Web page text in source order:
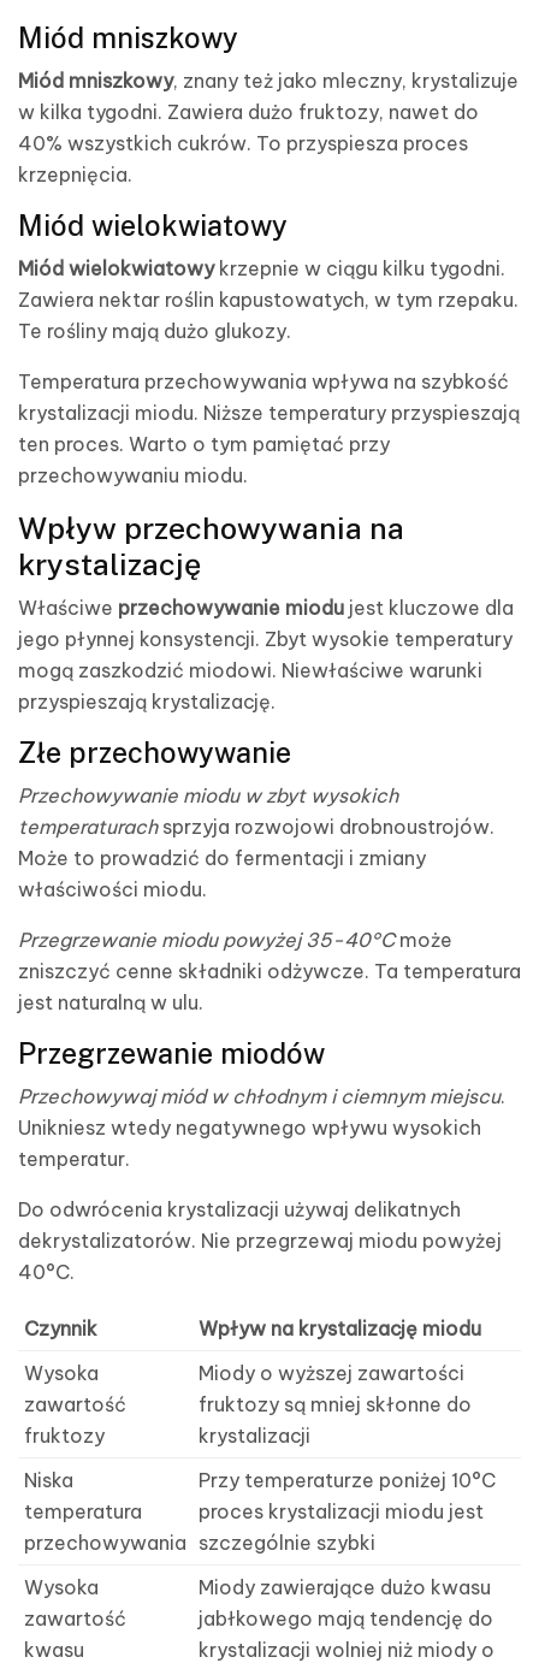
Miód mniszkowy
Miód mniszkowy, znany też jako mleczny, krystalizuje
w kilka tygodni. Zawiera dużo fruktozy, nawet do
40% wszystkich cukrów. To przyspiesza proces
krzepnięcia.
Miód wielokwiatowy
Miód wielokwiatowykrzepnie w ciągu kilku tygodni.
Zawiera nektar roślin kapustowatych, w tym rzepaku.
Te rośliny mają dużo glukozy.
Temperatura przechowywania wpływa na szybkość
krystalizacji miodu. Niższe temperatury przyspieszają
ten proces. Warto o tym pamiętać przy
przechowywaniu miodu.
Wpływ przechowywania na
krystalizację
Właściwe przechowywanie miodu jest kluczowe dla
jego płynnej konsystencji. Zbyt wysokie temperatury
mogą zaszkodzić miodowi. Niewłaściwe warunki
przyspieszają krystalizację.
Złe przechowywanie
Przechowywanie miodu w zbyt wysokich
temperaturachsprzyja rozwojowi drobnoustrojów.
Może to prowadzić do fermentacji i zmiany
właściwości miodu.
Przegrzewanie miodu powyżej 35-40°Cmoże
zniszczyć cenne składniki odżywcze. Ta temperatura
jest naturalną w ulu.
Przegrzewanie miodów
Przechowywaj miód w chłodnym i ciemnym miejscu.
Unikniesz wtedy negatywnego wpływu wysokich
temperatur.
Do odwrócenia krystalizacji używaj delikatnych
dekrystalizatorów. Nie przegrzewaj miodu powyżej
40°C.
Czynnik
Wpływ na krystalizację miodu
Wysoka
zawartość
fruktozy
Miody o wyższej zawartości
fruktozy są mniej skłonne do
krystalizacji
Niska
temperatura
przechowywania
Przy temperaturze poniżej 10°C
proces krystalizacji miodu jest
szczególnie szybki
Wysoka
zawartość
kwasu
Miody zawierające dużo kwasu
jabłkowego mają tendencję do
krystalizacji wolniej niż miody o